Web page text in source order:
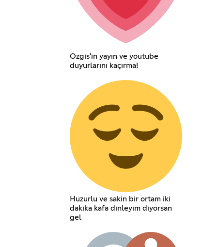
Ozgis'in yayın ve youtube
duyurlarını kaçırma!
Huzurlu ve sakin bir ortam iki
dakika kafa dinleyim diyorsan
gel